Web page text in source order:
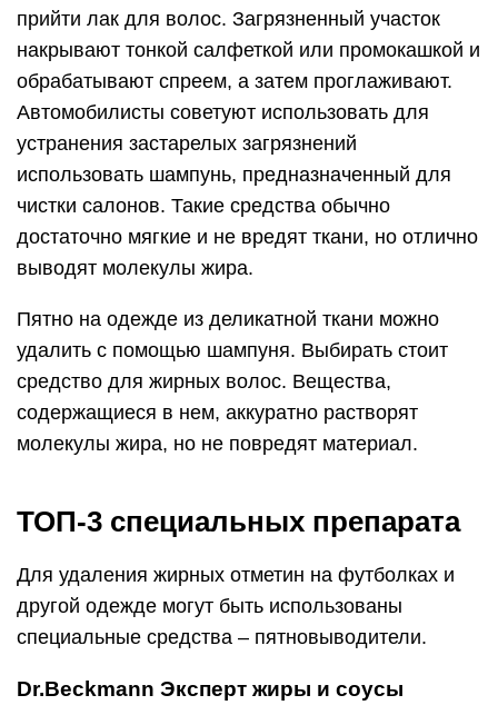
прийти лак для волос. Загрязненный участок
накрывают тонкой салфеткой или промокашкой и
обрабатывают спреем, а затем проглаживают.
Автомобилисты советуют использовать для
устранения застарелых загрязнений
использовать шампунь, предназначенный для
чистки салонов. Такие средства обычно
достаточно мягкие и не вредят ткани, но отлично
выводят молекулы жира.
Пятно на одежде из деликатной ткани можно
удалить с помощью шампуня. Выбирать стоит
средство для жирных волос. Вещества,
содержащиеся в нем, аккуратно растворят
молекулы жира, но не повредят материал.
ТОП-3 специальных препарата
Для удаления жирных отметин на футболках и
другой одежде могут быть использованы
специальные средства – пятновыводители.
Dr.Beckmann Эксперт жиры и соусы